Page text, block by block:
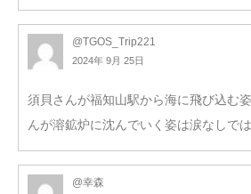
@TGOS_Trip221
2024年 9月 25日
須貝さんが福知山駅から海に飛び込む
んが溶鉱炉に沈んでいく姿は涙なしで
@幸森